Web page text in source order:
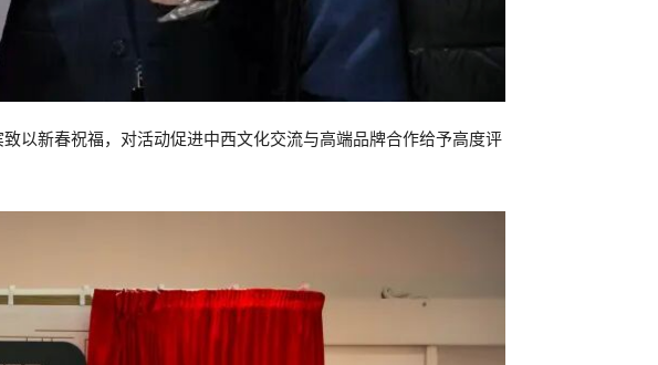
以新春祝福，对活动促进中西文化交流与高端品牌合作给予高度评